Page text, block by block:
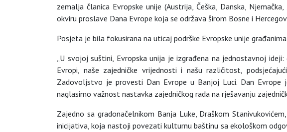
zemalja članica Evropske unije (Austrija, Češka, Danska,
okviru proslave Dana Evrope koja se održava širom Bosne i
Posjeta je bila fokusirana na uticaj podrške Evropske unije
„U svojoj suštini, Evropska unija je izgrađena na jednostavnoj
Evropi, naše zajedničke vrijednosti i našu različitost,
Zadovoljstvo je provesti Dan Evrope u Banjoj Luci. Dan
naglasimo važnost nastavka zajedničkog rada na rješavanju
Zajedno sa gradonačelnikom Banja Luke, Draškom
inicijativa, koja nastoji povezati kulturnu baštinu sa ekološkom